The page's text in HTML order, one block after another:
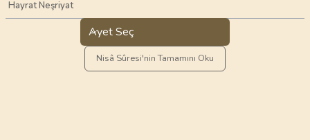
Hayrat Neşriyat
Ayet Seç
Nisâ Sûresi'nin Tamamını Oku